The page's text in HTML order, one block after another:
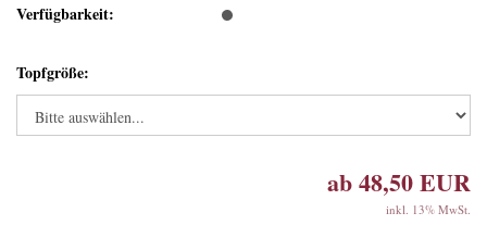
Verfügbarkeit:
Topfgröße:
ab 48,50 EUR
inkl. 13% MwSt.